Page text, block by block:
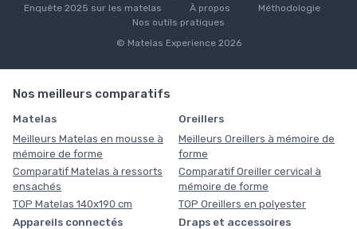
Enquête 2025 sur les matelas
À propos
Méthodologie
Nos outils pratiques
© Matelas Experience 2026
Nos meilleurs comparatifs
Matelas
Meilleurs Matelas en mousse à
mémoire de forme
Comparatif Matelas à ressorts
ensachés
TOP Matelas 140x190 cm
Oreillers
Meilleurs Oreillers à mémoire de
forme
Comparatif Oreiller cervical à
mémoire de forme
TOP Oreillers en polyester
Appareils connectés Draps et accessoires